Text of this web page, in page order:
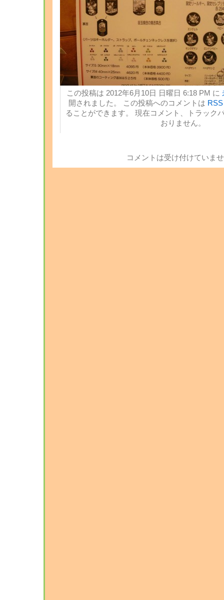
この投稿は 2012年6月10日 日曜日 6:18 PM に
開されました。 この投稿へのコメントは
ることができます。 現在コメント、トラック
おりません。
コメントは受け付けていま